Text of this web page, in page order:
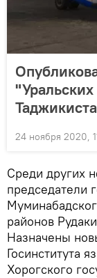
24 ноября 2020,
Среди других
председатели
районов
Назначены
Госинститута
Хорогского